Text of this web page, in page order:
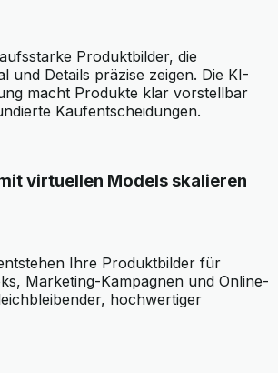
Produktbilder, die
und Details präzise zeigen. Die KI-
macht Produkte klar vorstellbar
Kaufentscheidungen.
virtuellen Models skalieren
Ihre Produktbilder für
Marketing-Kampagnen und Online-
hochwertiger